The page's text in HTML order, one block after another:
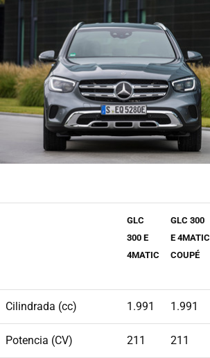
GLC
300 E
4MATIC
GLC 300
E 4MATIC
COUPÉ
Cilindrada (cc) 1.991 1.991
Potencia (CV) 211 211